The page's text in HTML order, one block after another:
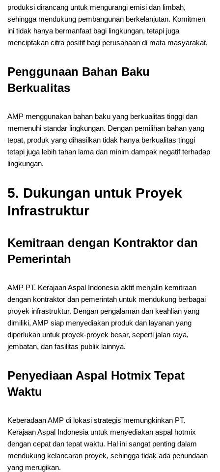
produksi dirancang untuk mengurangi emisi dan limbah,
sehingga mendukung pembangunan berkelanjutan. Komitmen
ini tidak hanya bermanfaat bagi lingkungan, tetapi juga
menciptakan citra positif bagi perusahaan di mata masyarakat.
Penggunaan Bahan Baku
Berkualitas
AMP menggunakan bahan baku yang berkualitas tinggi dan
memenuhi standar lingkungan. Dengan pemilihan bahan yang
tepat, produk yang dihasilkan tidak hanya berkualitas tinggi
tetapi juga lebih tahan lama dan minim dampak negatif terhadap
lingkungan.
5. Dukungan untuk Proyek
Infrastruktur
Kemitraan dengan Kontraktor dan
Pemerintah
AMP PT. Kerajaan Aspal Indonesia aktif menjalin kemitraan
dengan kontraktor dan pemerintah untuk mendukung berbagai
proyek infrastruktur. Dengan pengalaman dan keahlian yang
dimiliki, AMP siap menyediakan produk dan layanan yang
diperlukan untuk proyek-proyek besar, seperti jalan raya,
jembatan, dan fasilitas publik lainnya.
Penyediaan Aspal Hotmix Tepat
Waktu
Keberadaan AMP di lokasi strategis memungkinkan PT.
Kerajaan Aspal Indonesia untuk menyediakan aspal hotmix
dengan cepat dan tepat waktu. Hal ini sangat penting dalam
mendukung kelancaran proyek, sehingga tidak ada penundaan
yang merugikan.